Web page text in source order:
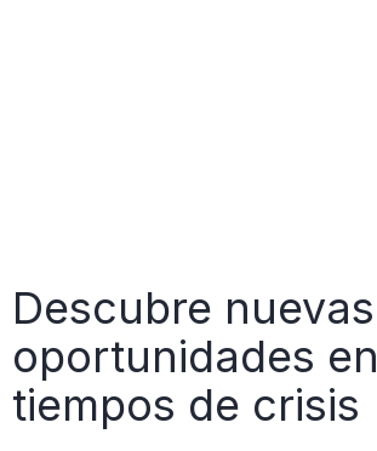
Descubre nuevas
oportunidades en
tiempos de crisis